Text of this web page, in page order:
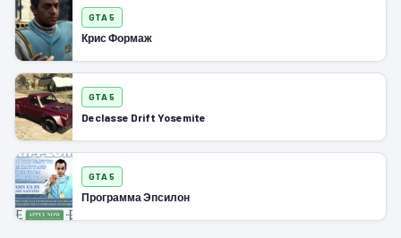
GTA 5
Крис Формаж
GTA 5
Declasse Drift Yosemite
GTA 5
Программа Эпсилон